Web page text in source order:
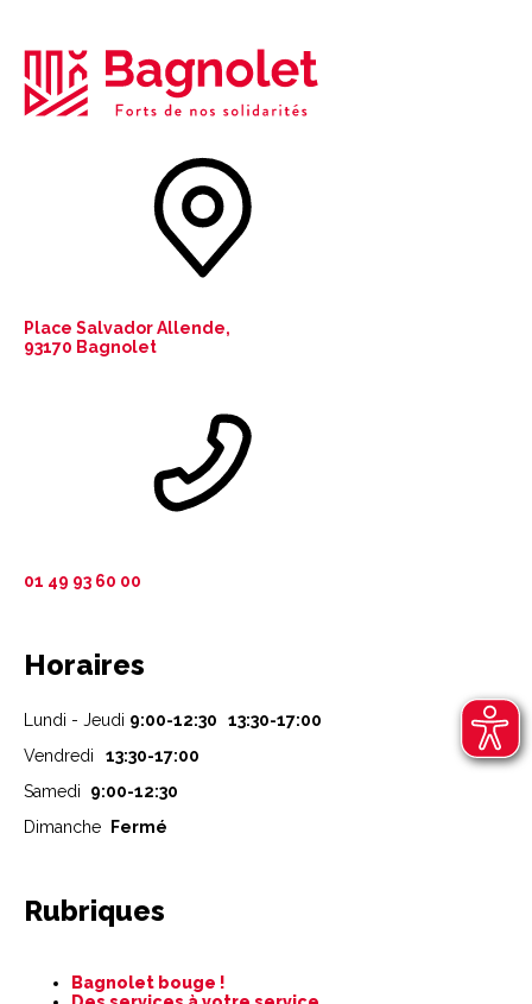
Place Salvador Allende,
93170 Bagnolet
01 49 93 60 00
Horaires
Lundi - Jeudi 9:00-12:30 13:30-17:00
Vendredi
13:30-17:00
Samedi 9:00-12:30
Dimanche
Fermé
Rubriques
Bagnolet bouge !